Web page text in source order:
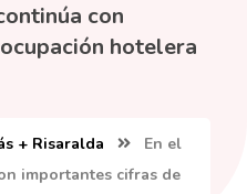
con
hotelera
+ Risaralda
En el
importantes cifras de